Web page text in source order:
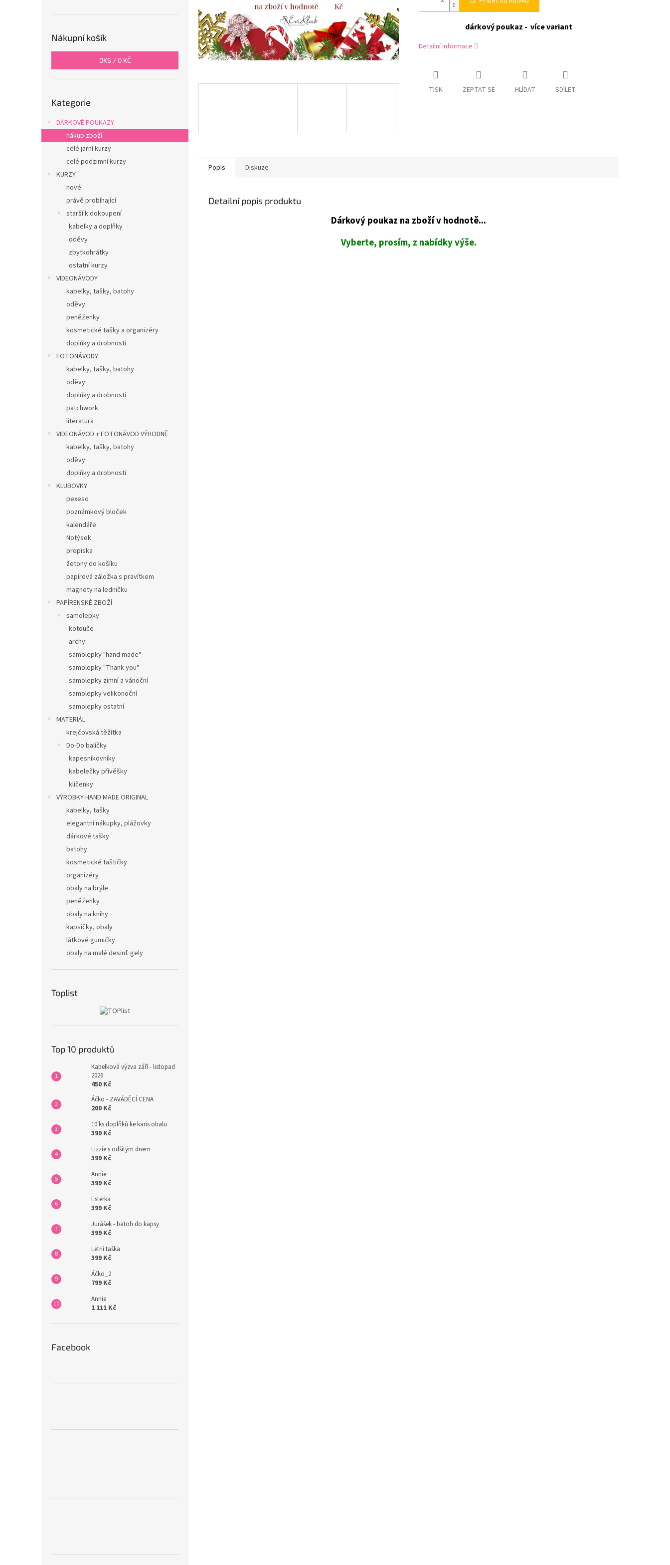
Nákupní košík
0KS / 0 KČ
kategorie
Kategorie
DÁRKOVÉ POUKAZY
nákup zboží
celé jarní kurzy
celé podzimní kurzy
KURZY
nové
právě probíhající
starší k dokoupení
kabelky a doplňky
oděvy
zbytkohrátky
ostatní kurzy
VIDEONÁVODY
kabelky, tašky, batohy
oděvy
peněženky
kosmetické tašky a organizéry
doplňky a drobnosti
FOTONÁVODY
kabelky, tašky, batohy
oděvy
doplňky a drobnosti
patchwork
literatura
VIDEONÁVOD + FOTONÁVOD VÝHODNĚ
kabelky, tašky, batohy
oděvy
doplňky a drobnosti
KLUBOVKY
pexeso
poznámkový bloček
kalendáře
Notýsek
propiska
žetony do košíku
papírová záložka s pravítkem
magnety na ledničku
PAPÍRENSKÉ ZBOŽÍ
samolepky
kotouče
archy
samolepky "hand made"
samolepky "Thank you"
samolepky zimní a vánoční
samolepky velikonoční
samolepky ostatní
MATERIÁL
krejčovská těžítka
Do-Do balíčky
kapesníkovníky
kabelečky přívěšky
klíčenky
VÝROBKY HAND MADE ORIGINAL
kabelky, tašky
elegantní nákupky, plážovky
dárkové tašky
batohy
kosmetické taštičky
organizéry
obaly na brýle
peněženky
obaly na knihy
kapsičky, obaly
látkové gumičky
obaly na malé desinf. gely
Toplist
Top 10 produktů
Kabelková výzva září - listopad
2026
450 Kč
Áčko - ZAVÁDĚCÍ CENA
200 Kč
10 ks doplňků ke karis obalu
399 Kč
Lizzie s odšitým dnem
399 Kč
Annie
399 Kč
Esterka
399 Kč
Jurášek - batoh do kapsy
399 Kč
Letní taška
399 Kč
Áčko_2
799 Kč
Annie
1 111 Kč
Facebook
dárkový poukaz - více variant
Detailní informace
TISK ZEPTAT SE HLÍDAT SDÍLET
Popis Diskuze
Detailní popis produktu
Dárkový poukaz na zboží v hodnotě...
Vyberte, prosím, z nabídky výše.